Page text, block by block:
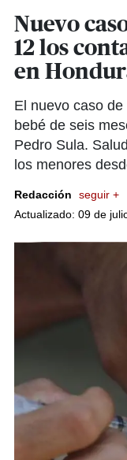
Nuevo
12 los
en
El nuevo caso
bebé de seis
Pedro Sula.
los menores
Redacción
seguir +
Actualizado: 09 de